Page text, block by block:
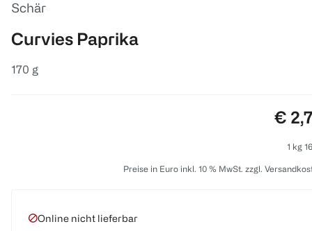
Schär
Curvies Paprika
170 g
€
1 kg
Preise in Euro inkl. 10 % MwSt. zzgl.
Online nicht lieferbar